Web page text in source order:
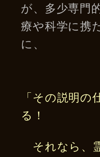
が、多少専門
療や科学に携
に、
「その説明
る！
それなら、